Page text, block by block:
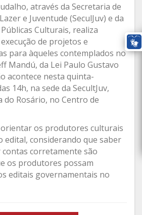
através da Secretaria de
e Juventude (SeculJuv) e da
Culturais, realiza
de projetos e
para àqueles contemplados no
Mandú, da Lei Paulo Gustavo
acontece nesta quinta-
14h, na sede da SecultJuv,
do Rosário, no Centro de
orientar os produtores culturais
edital, considerando que saber
corretamente são
os produtores possam
editais governamentais no